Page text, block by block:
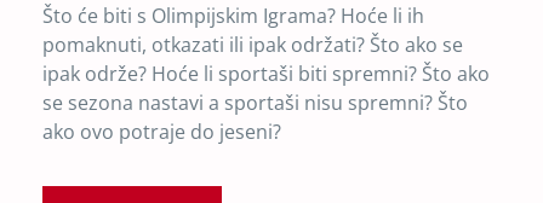
Što će biti s Olimpijskim Igrama? Hoće li ih
pomaknuti, otkazati ili ipak održati? Što ako se
ipak održe? Hoće li sportaši biti spremni? Što ako
se sezona nastavi a sportaši nisu spremni? Što
ako ovo potraje do jeseni?